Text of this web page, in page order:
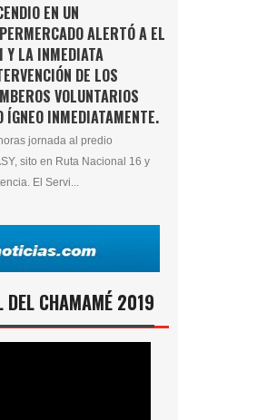
EN UN
ALERTÓ A EL
Y LA INMEDIATA
DE LOS
VOLUNTARIOS
ÍGNEO INMEDIATAMENTE.
jornada al predio
sito en Ruta Nacional 16 y
El Servi...
DEL CHAMAMÉ 2019